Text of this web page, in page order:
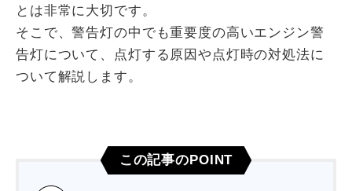
とは非常に大切です。
そこで、警告灯の中でも重要度の高いエンジン警
告灯について、点灯する原因や点灯時の対処法に
ついて解説します。
この記事のPOINT